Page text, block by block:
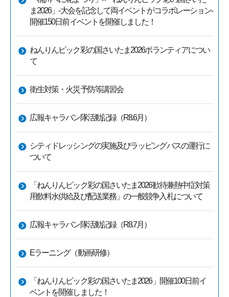
ま2026」-大会を記念して両イベントがコラボレーション-
開催150日前イベントを開催しました！
ねんりんピック彩の国さいたま2026ボランティアについ
て
衛生対策・火災予防等講習会
広報キャラバン隊活動記録（R8.6月）
シティドレッシングの実施及びラッピングバスの運行に
ついて
「ねんりんピック彩の国さいたま2026歓待兼熱中症対策
用飲料水供給及び配送業務」の一般競争入札について
広報キャラバン隊活動記録（R8.7月）
Eラーニング（動画研修）
「ねんりんピック彩の国さいたま2026」開催100日前イ
ベントを開催しました！